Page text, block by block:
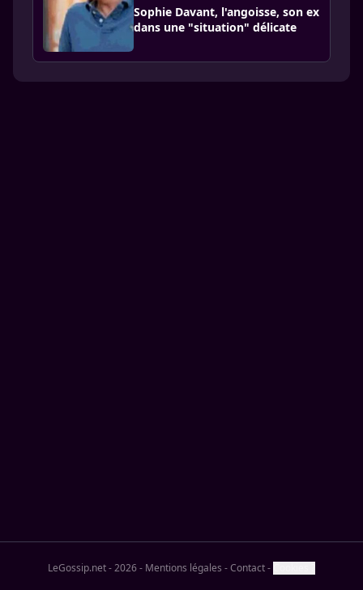
Sophie Davant, l'angoisse, son ex
dans une "situation" délicate
LeGossip.net - 2026- Mentions légales -Contact-